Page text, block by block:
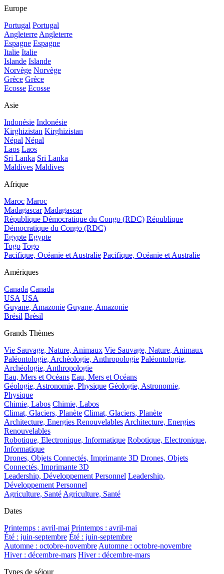
Europe
Portugal Portugal
Angleterre Angleterre
Espagne Espagne
Italie Italie
Islande Islande
Norvège Norvège
Grèce Grèce
Ecosse Ecosse
Asie
Indonésie Indonésie
Kirghizistan Kirghizistan
Népal Népal
Laos Laos
Sri Lanka Sri Lanka
Maldives Maldives
Afrique
Maroc Maroc
Madagascar Madagascar
République Démocratique du Congo (RDC) République
Démocratique du Congo (RDC)
Egypte Egypte
Togo Togo
Pacifique, Océanie et Australie Pacifique, Océanie et Australie
Amériques
Canada Canada
USA USA
Guyane, Amazonie Guyane, Amazonie
Brésil Brésil
Grands Thèmes
Vie Sauvage, Nature, Animaux Vie Sauvage, Nature, Animaux
Paléontologie, Archéologie, Anthropologie Paléontologie,
Archéologie, Anthropologie
Eau, Mers et Océans Eau, Mers et Océans
Géologie, Astronomie, Physique Géologie, Astronomie,
Physique
Chimie, Labos Chimie, Labos
Climat, Glaciers, Planète Climat, Glaciers, Planète
Architecture, Energies Renouvelables Architecture, Energies
Renouvelables
Robotique, Electronique, Informatique Robotique, Electronique,
Informatique
Drones, Objets Connectés, Imprimante 3D Drones, Objets
Connectés, Imprimante 3D
Leadership, Développement Personnel Leadership,
Développement Personnel
Agriculture, Santé Agriculture, Santé
Dates
Printemps : avril-mai Printemps : avril-mai
Été : juin-septembre Été : juin-septembre
Automne : octobre-novembre Automne : octobre-novembre
Hiver : décembre-mars Hiver : décembre-mars
Types de séjour